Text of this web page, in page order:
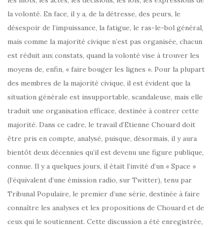
la volonté. En face, il y a, de la détresse, des peurs, le
désespoir de l’impuissance, la fatigue, le ras-le-bol général,
mais comme la majorité civique n’est pas organisée, chacun
est réduit aux constats, quand la volonté vise à trouver les
moyens de, enfin, « faire bouger les lignes ». Pour la plupart
des membres de la majorité civique, il est évident que la
situation générale est insupportable, scandaleuse, mais elle
traduit une organisation efficace, destinée à contrer cette
majorité. Dans ce cadre, le travail d’Etienne Chouard doit
être pris en compte, analysé, puisque, désormais, il y aura
bientôt deux décennies qu’il est devenu une figure publique,
connue. Il y a quelques jours, il était l’invité d’un « Space »
(l’équivalent d’une émission radio, sur Twitter), tenu par
Tribunal Populaire, le premier d’une série, destinée à faire
connaître les analyses et les propositions de Chouard et de
ceux qui le soutiennent. Cette discussion a été enregistrée,